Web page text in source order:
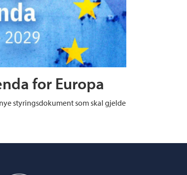
for Europa
styringsdokument som skal gjelde